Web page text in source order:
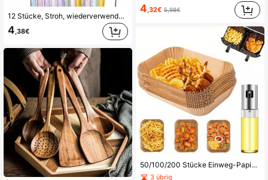
12 Stücke, Stroh, wiederverwendbare klare Plastik Glitzer Strohhalme, 31,5/23 cm extra lange Becher Strohhalme für Becher, 3,8 Liter Wasserflaschen, Strohhalm mit Reinigungsbürste, Party Zubehör, Küche, Weihnachtsgeschenk
4,38€
4 ,32€ 5,98€
50/100/200 Stücke Einweg-Papier-Heißluftfritteusen-Auskleidungen, rechteckige 8,6" X 5,5" Backpapier-Auskleidungen für Doppelkorb-Heißluftfritteusen, passend für 2-5 Quart Heißluftfritteusen, ungebleicht, geeignet zum Frittieren, Rösten, Toasten und anderen Kochmethoden, Heißluftfritteusen-Zubehör
3 übrig